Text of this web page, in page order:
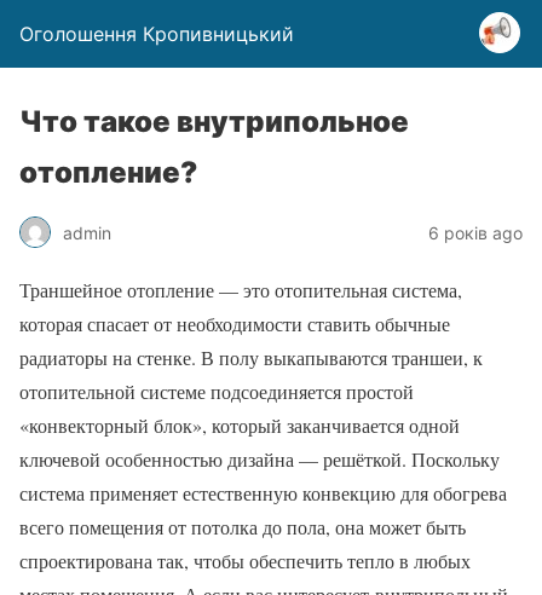
Оголошення Кропивницький
Что такое внутрипольное
отопление?
admin 6 років ago
Траншейное отопление — это отопительная система,
которая спасает от необходимости ставить обычные
радиаторы на стенке. В полу выкапываются траншеи, к
отопительной системе подсоединяется простой
«конвекторный блок», который заканчивается одной
ключевой особенностью дизайна — решёткой. Поскольку
система применяет естественную конвекцию для обогрева
всего помещения от потолка до пола, она может быть
спроектирована так, чтобы обеспечить тепло в любых